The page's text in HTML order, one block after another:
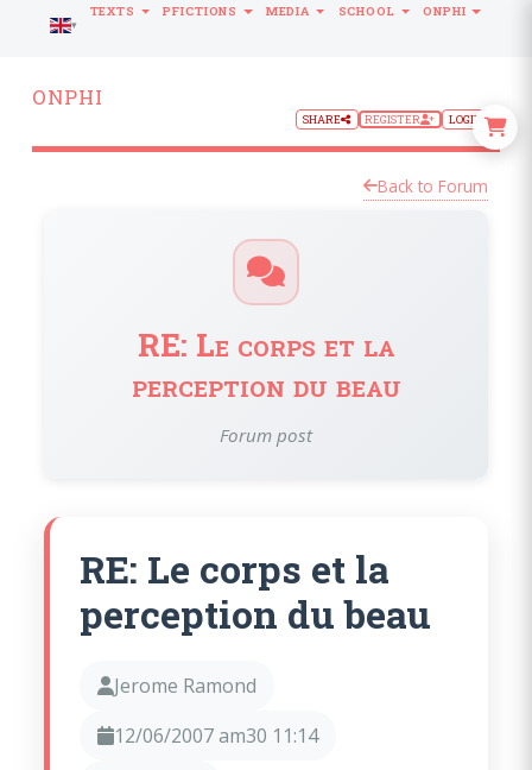
ONPHI
SHARE REGISTER LOGIN
Back to Forum
RE: Le corps et la
perception du beau
Forum post
RE: Le corps et la
perception du beau
Jerome Ramond
12/06/2007 am30 11:14
LANGUAGE
TEXTS PFICTIONS MEDIA SCHOOL ONPHI